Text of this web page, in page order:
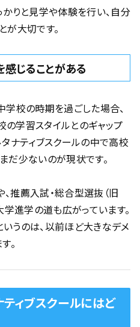
かりと見学や体験を行い、自分
が大切です。
じることがある
学校の時期を過ごした場合、
学習スタイルとのギャップ
ナティブスクールの中で高校
だ少ないのが現状です。
推薦入試・総合型選抜（旧
学進学の道も広がっています。
うのは、以前ほど大きなデメ
。
ィブスクールにはど